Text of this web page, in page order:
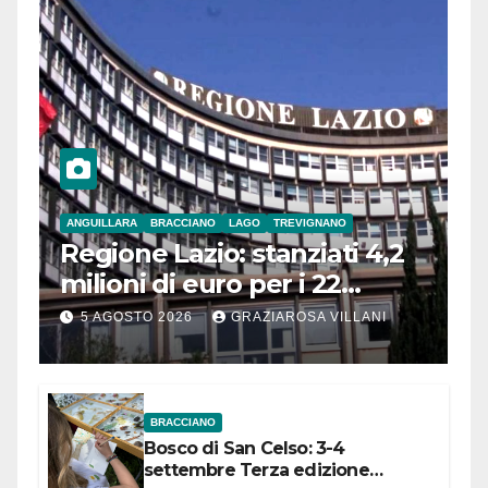
ANGUILLARA BRACCIANO LAGO TREVIGNANO
Regione Lazio: stanziati 4,2
milioni di euro per i 22
Comuni dell’Etruria
Meridionale
5 AGOSTO 2026 GRAZIAROSA VILLANI
BRACCIANO
Bosco di San Celso: 3-4
settembre Terza edizione